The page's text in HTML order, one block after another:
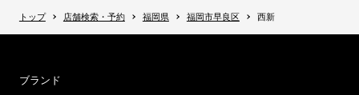
トップ 店舗検索・予約 福岡県 福岡市早良区 西新
ブランド